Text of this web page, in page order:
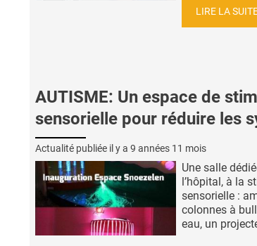
LIRE LA
AUTISME: Un espace de
sensorielle pour réduire les
Actualité publiée il y a 9 années 11 mois
Une salle
l’hôpital, à la
sensorielle :
colonnes à
eau, un